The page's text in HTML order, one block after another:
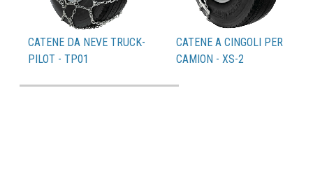
CATENE DA NEVE TRUCK-
PILOT - TP01
CATENE A CINGOLI PER
CAMION - XS-2